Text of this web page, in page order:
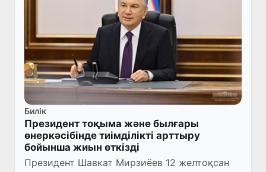
Билік
Президент тоқыма және былғары
өнеркәсібінде тиімділікті арттыру
бойынша жиын өткізді
Президент Шавкат Мирзиёев 12 желтоқсан